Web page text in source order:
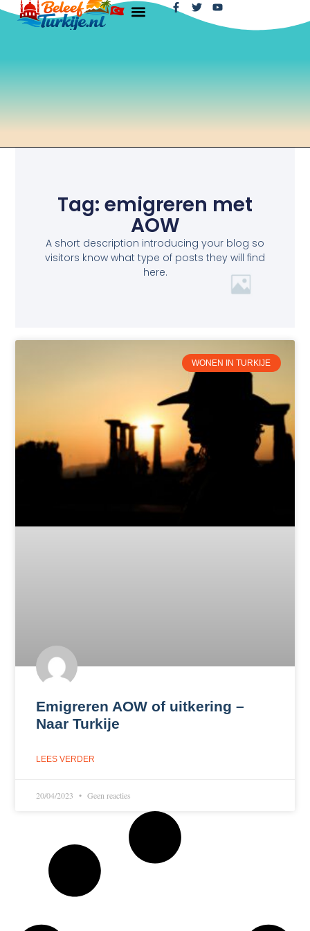
Tag: emigreren met
AOW
A short description introducing your blog so
visitors know what type of posts they will find
here.
WONEN IN TURKIJE
Emigreren AOW of uitkering –
Naar Turkije
LEES VERDER
20/04/2023 Geen reacties